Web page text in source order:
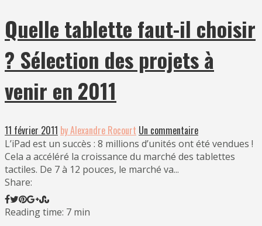
Quelle tablette faut-il choisir
? Sélection des projets à
venir en 2011
11 février 2011 by Alexandre Rocourt Un commentaire
L’iPad est un succès : 8 millions d’unités ont été vendues !
Cela a accéléré la croissance du marché des tablettes
tactiles. De 7 à 12 pouces, le marché va...
Share:
Reading time: 7 min